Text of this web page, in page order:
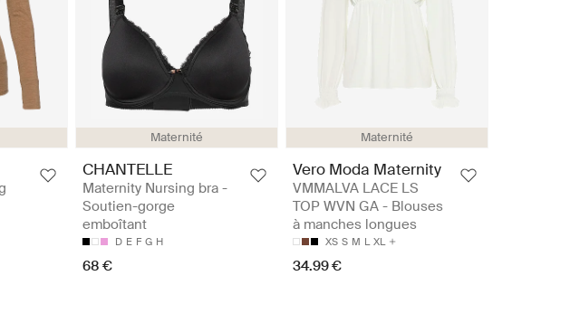
Maternité
CHANTELLE
Maternity Nursing bra -
Soutien-gorge
emboîtant
D E F G H
68 €
Maternité
Vero Moda Maternity
VMMALVA LACE LS
TOP WVN GA - Blouses
à manches longues
XS S M L XL
34.99 €